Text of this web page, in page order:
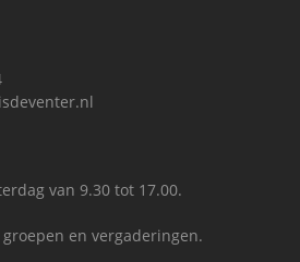
van 9.30 tot 17.00.
en vergaderingen.